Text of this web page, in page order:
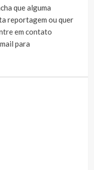
que alguma
reportagem ou quer
em contato
para